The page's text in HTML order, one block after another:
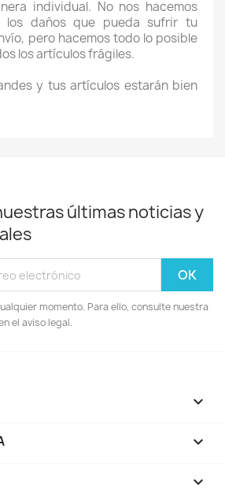
individual. No nos hacemos
los daños que pueda sufrir tu
pero hacemos todo lo posible
los artículos frágiles.
y tus artículos estarán bien
últimas noticias y
momento. Para ello, consulte nuestra
el aviso legal.


